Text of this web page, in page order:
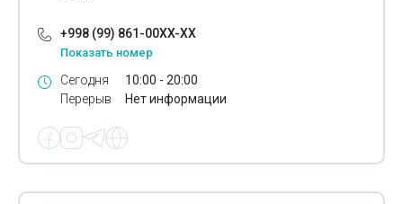
Щиты управления
Электрические предохранители
Электродвигатели
Электромонтажное оборудование
Электромонтажные изделия
Электромонтажные инструменты
+998 (99) 861-00XX-XX
Показать номер
Сегодня
Перерыв
10:00 - 20:00
Нет информации